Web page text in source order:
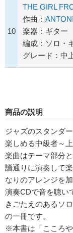
10
THE GIRL
作曲：
楽器：ギター
編成：ソロ・
グレード：中
商品の説明
ジャズのスタンダ
楽しめる中級者～
楽曲はテーマ部分
譜通りに演奏して
なりのアレンジを
演奏CDで音を聴い
きごたえのあるソ
の一冊です。
※本書は「こころ